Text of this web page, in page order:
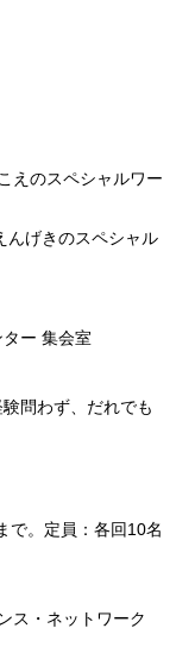
のスペシャルワー
げきのスペシャル
ー 集会室
験問わず、だれでも
で。定員：各回10名
ス・ネットワーク